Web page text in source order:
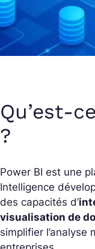
Qu’est-
?
Power BI est une
Intelligence
des capacités d’
visualisation de
simplifier l’analyse